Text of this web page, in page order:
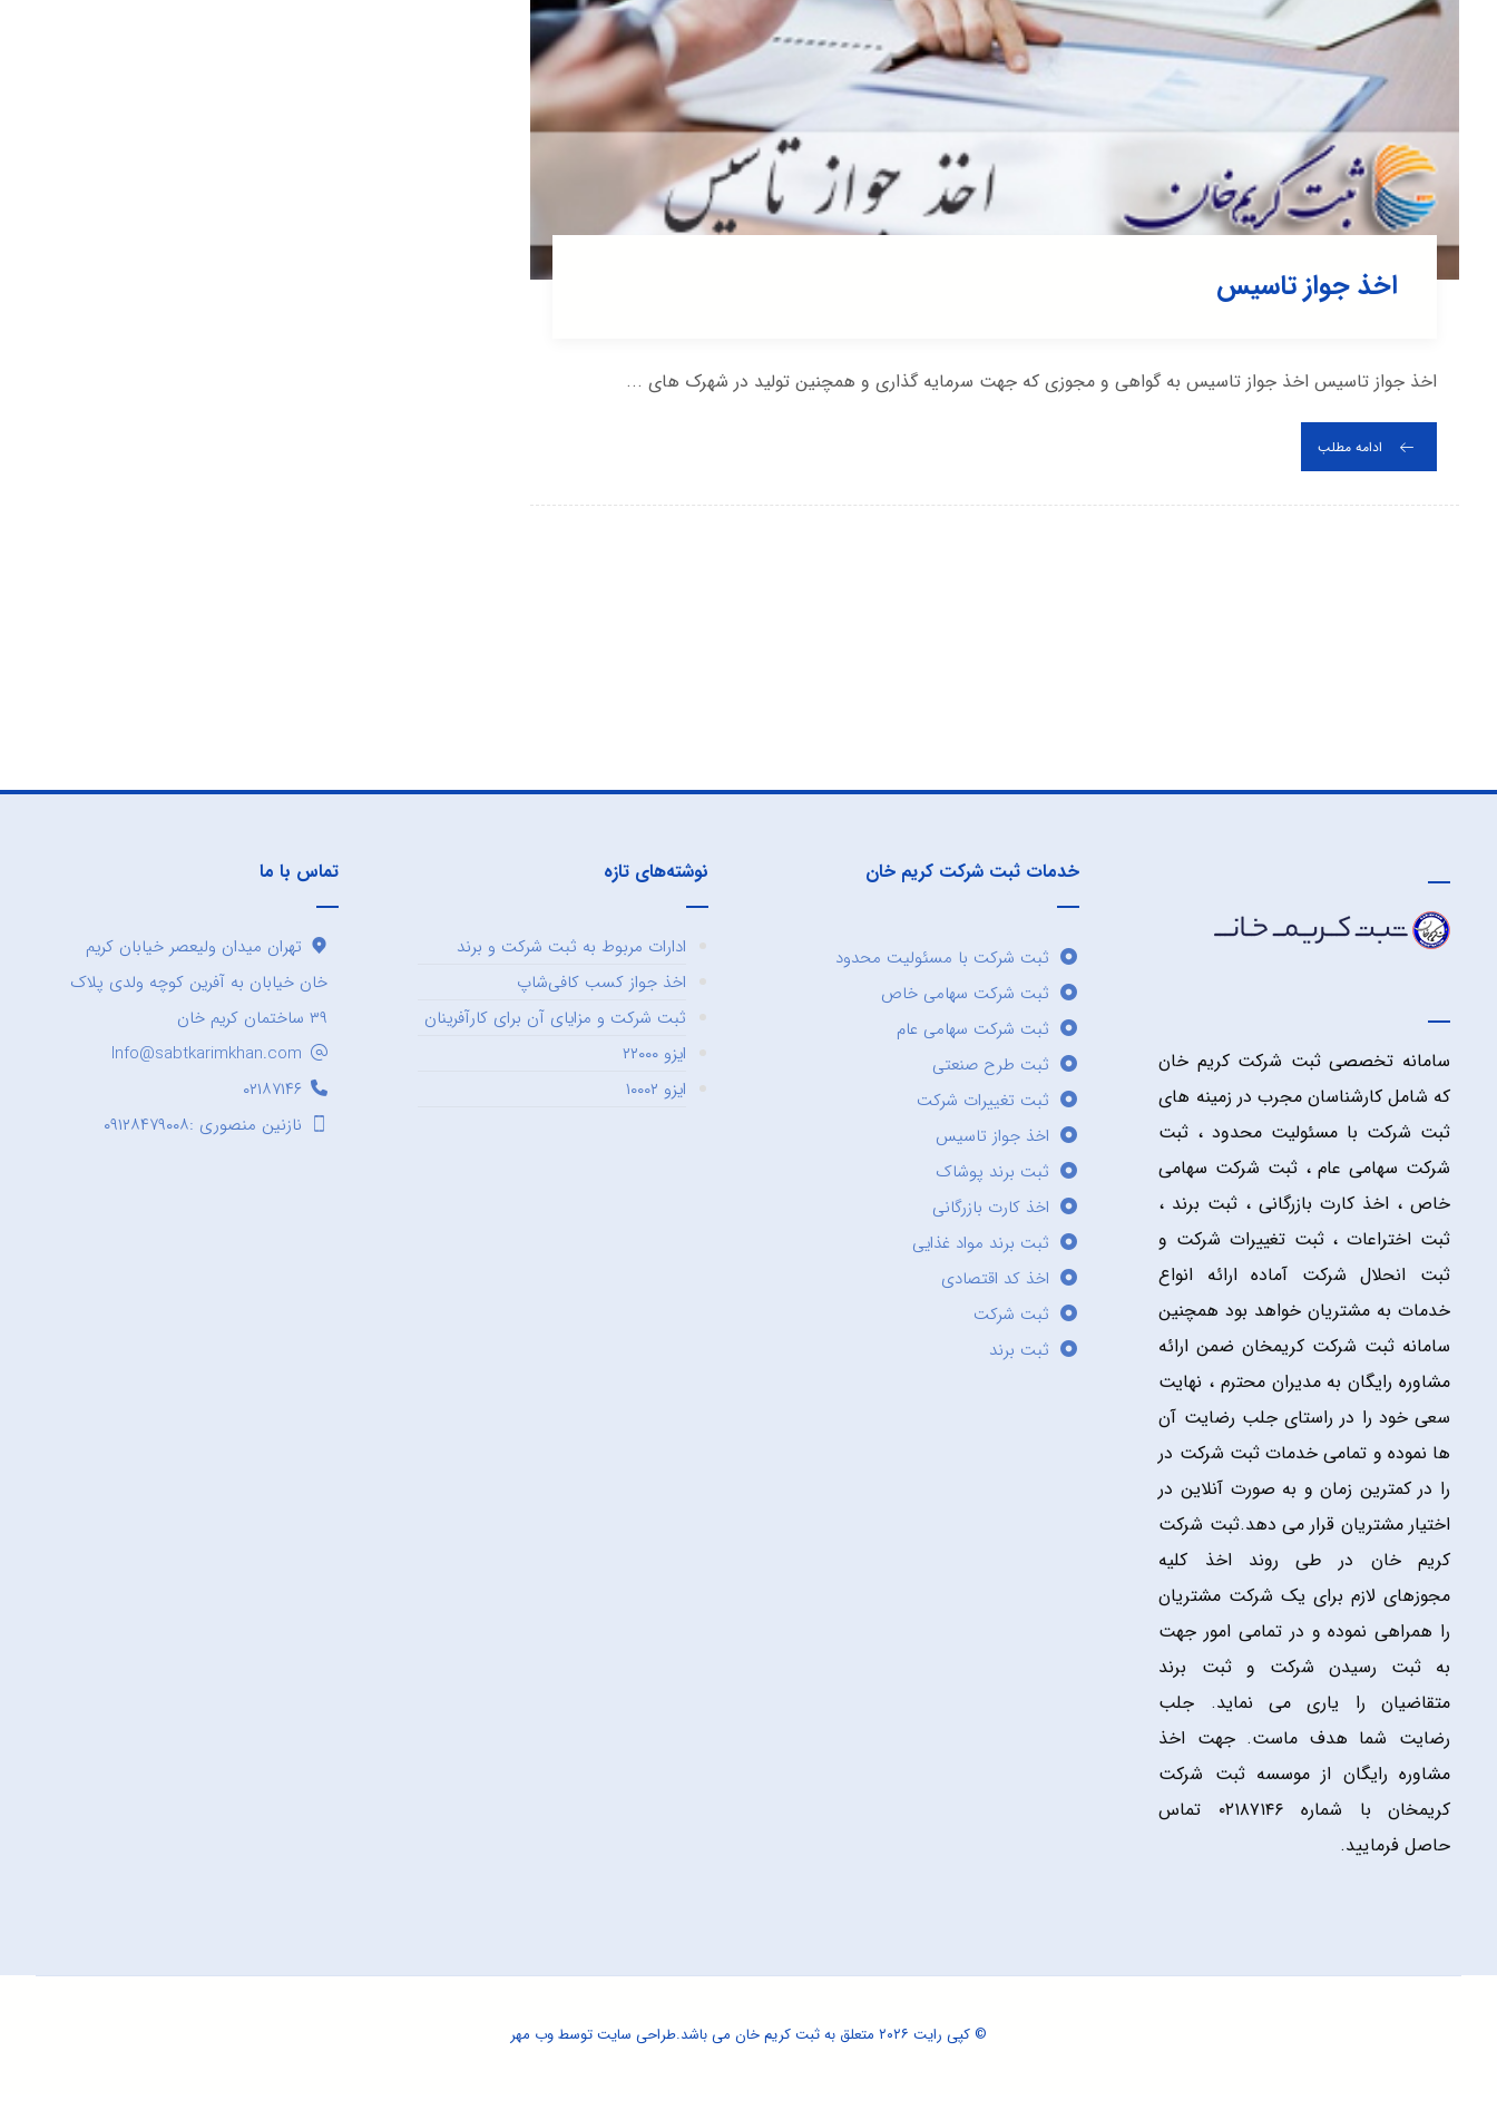
اخذ جواز تاسیس
اخذ جواز تاسیس اخذ جواز تاسیس به گواهی و مجوزی که جهت سرمایه گذاری و همچنین تولید در شهرک های ...
ادامه مطلب
سامانه تخصصی ثبت شرکت کریم خان
که شامل کارشناسان مجرب در زمینه های
ثبت شرکت با مسئولیت محدود ، ثبت
شرکت سهامی عام ، ثبت شرکت سهامی
خاص ، اخذ کارت بازرگانی ، ثبت برند ،
ثبت اختراعات ، ثبت تغییرات شرکت و
ثبت انحلال شرکت آماده ارائه انواع
خدمات به مشتریان خواهد بود همچنین
سامانه ثبت شرکت کریمخان ضمن ارائه
مشاوره رایگان به مدیران محترم ، نهایت
سعی خود را در راستای جلب رضایت آن
ها نموده و تمامی خدمات ثبت شرکت در
را در کمترین زمان و به صورت آنلاین در
اختیار مشتریان قرار می دهد.ثبت شرکت
کریم خان در طی روند اخذ کلیه
مجوزهای لازم برای یک شرکت مشتریان
را همراهی نموده و در تمامی امور جهت
به ثبت رسیدن شرکت و ثبت برند
متقاضیان را یاری می نماید. جلب
رضایت شما هدف ماست. جهت اخذ
مشاوره رایگان از موسسه ثبت شرکت
کریمخان با شماره ۰۲۱۸۷۱۴۶ تماس
حاصل فرمایید.
خدمات ثبت شرکت کریم خان
ثبت شرکت با مسئولیت محدود
ثبت شرکت سهامی خاص
ثبت شرکت سهامی عام
ثبت طرح صنعتی
ثبت تغییرات شرکت
اخذ جواز تاسیس
ثبت برند پوشاک
اخذ کارت بازرگانی
ثبت برند مواد غذایی
اخذ کد اقتصادی
ثبت شرکت
ثبت برند
نوشته‌های تازه
ادارات مربوط به ثبت شرکت و برند
اخذ جواز کسب کافی‌شاپ
ثبت شرکت و مزایای آن برای کارآفرینان
ایزو ۲۲۰۰۰
ایزو ۱۰۰۰۲
تماس با ما
تهران میدان ولیعصر خیابان کریم
خان خیابان به آفرین کوچه ولدی پلاک
۳۹ ساختمان کریم خان
Info@sabtkarimkhan.com
۰۲۱۸۷۱۴۶
نازنین منصوری :۰۹۱۲۸۴۷۹۰۰۸
© کپی رایت ۲۰۲۶ متعلق به ثبت کریم خان می باشد. طراحی سایتتوسط وب مهر